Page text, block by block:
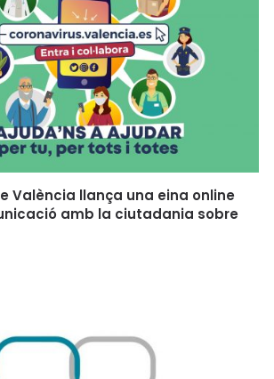
València llança una eina online
amb la ciutadania sobre